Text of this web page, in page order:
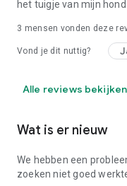
het tuigje van mijn hond
3 mensen vonden deze
Vond je dit nuttig?
Alle reviews bekijken
Wat is er nieuw
We hebben een
zoeken niet goed